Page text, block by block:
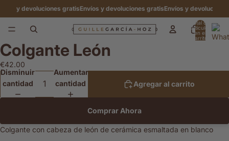
y devoluciones gratisEnvíos y devoluciones gratisEnvíos y devoluciones
Total de
artículos
en el
carrito:
Abrir
imagen
a
pantalla
Colgante León
€42.00
Disminuir
cantidad
Aumentar
cantidad
Agregar al carrito
Comprar Ahora
Colgante con cabeza de león de cerámica esmaltada en blanco